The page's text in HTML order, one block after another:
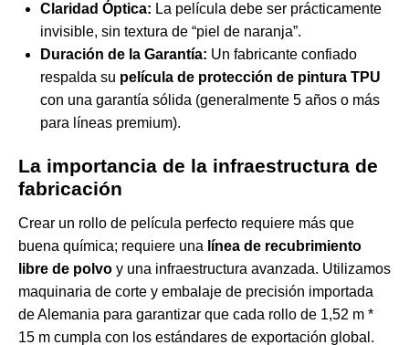
Claridad Óptica: La película debe ser prácticamente
invisible, sin textura de “piel de naranja”.
Duración de la Garantía: Un fabricante confiado
respalda su película de protección de pintura TPU
con una garantía sólida (generalmente 5 años o más
para líneas premium).
La importancia de la infraestructura de
fabricación
Crear un rollo de película perfecto requiere más que
buena química; requiere una línea de recubrimiento
libre de polvo y una infraestructura avanzada. Utilizamos
maquinaria de corte y embalaje de precisión importada
de Alemania para garantizar que cada rollo de 1,52 m *
15 m cumpla con los estándares de exportación global.